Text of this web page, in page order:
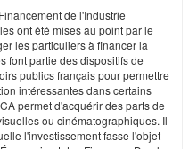
de l'Industrie
ont été mises au point par le
les particuliers à financer la
font partie des dispositifs de
publics français pour permettre
intéressantes dans certains
permet d'acquérir des parts de
ou cinématographiques. Il
l'investissement fasse l'objet